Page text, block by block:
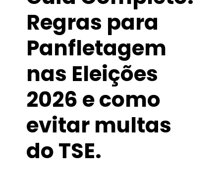
Regras para
Panfletagem
nas Eleições
2026 e como
evitar multas
do TSE.